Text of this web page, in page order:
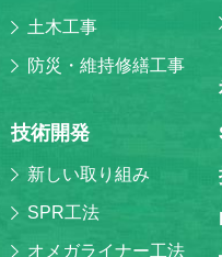
土木工事
防災・維持修繕工事
技術開発
新しい取り組み
SPR工法
オメガライナー工法